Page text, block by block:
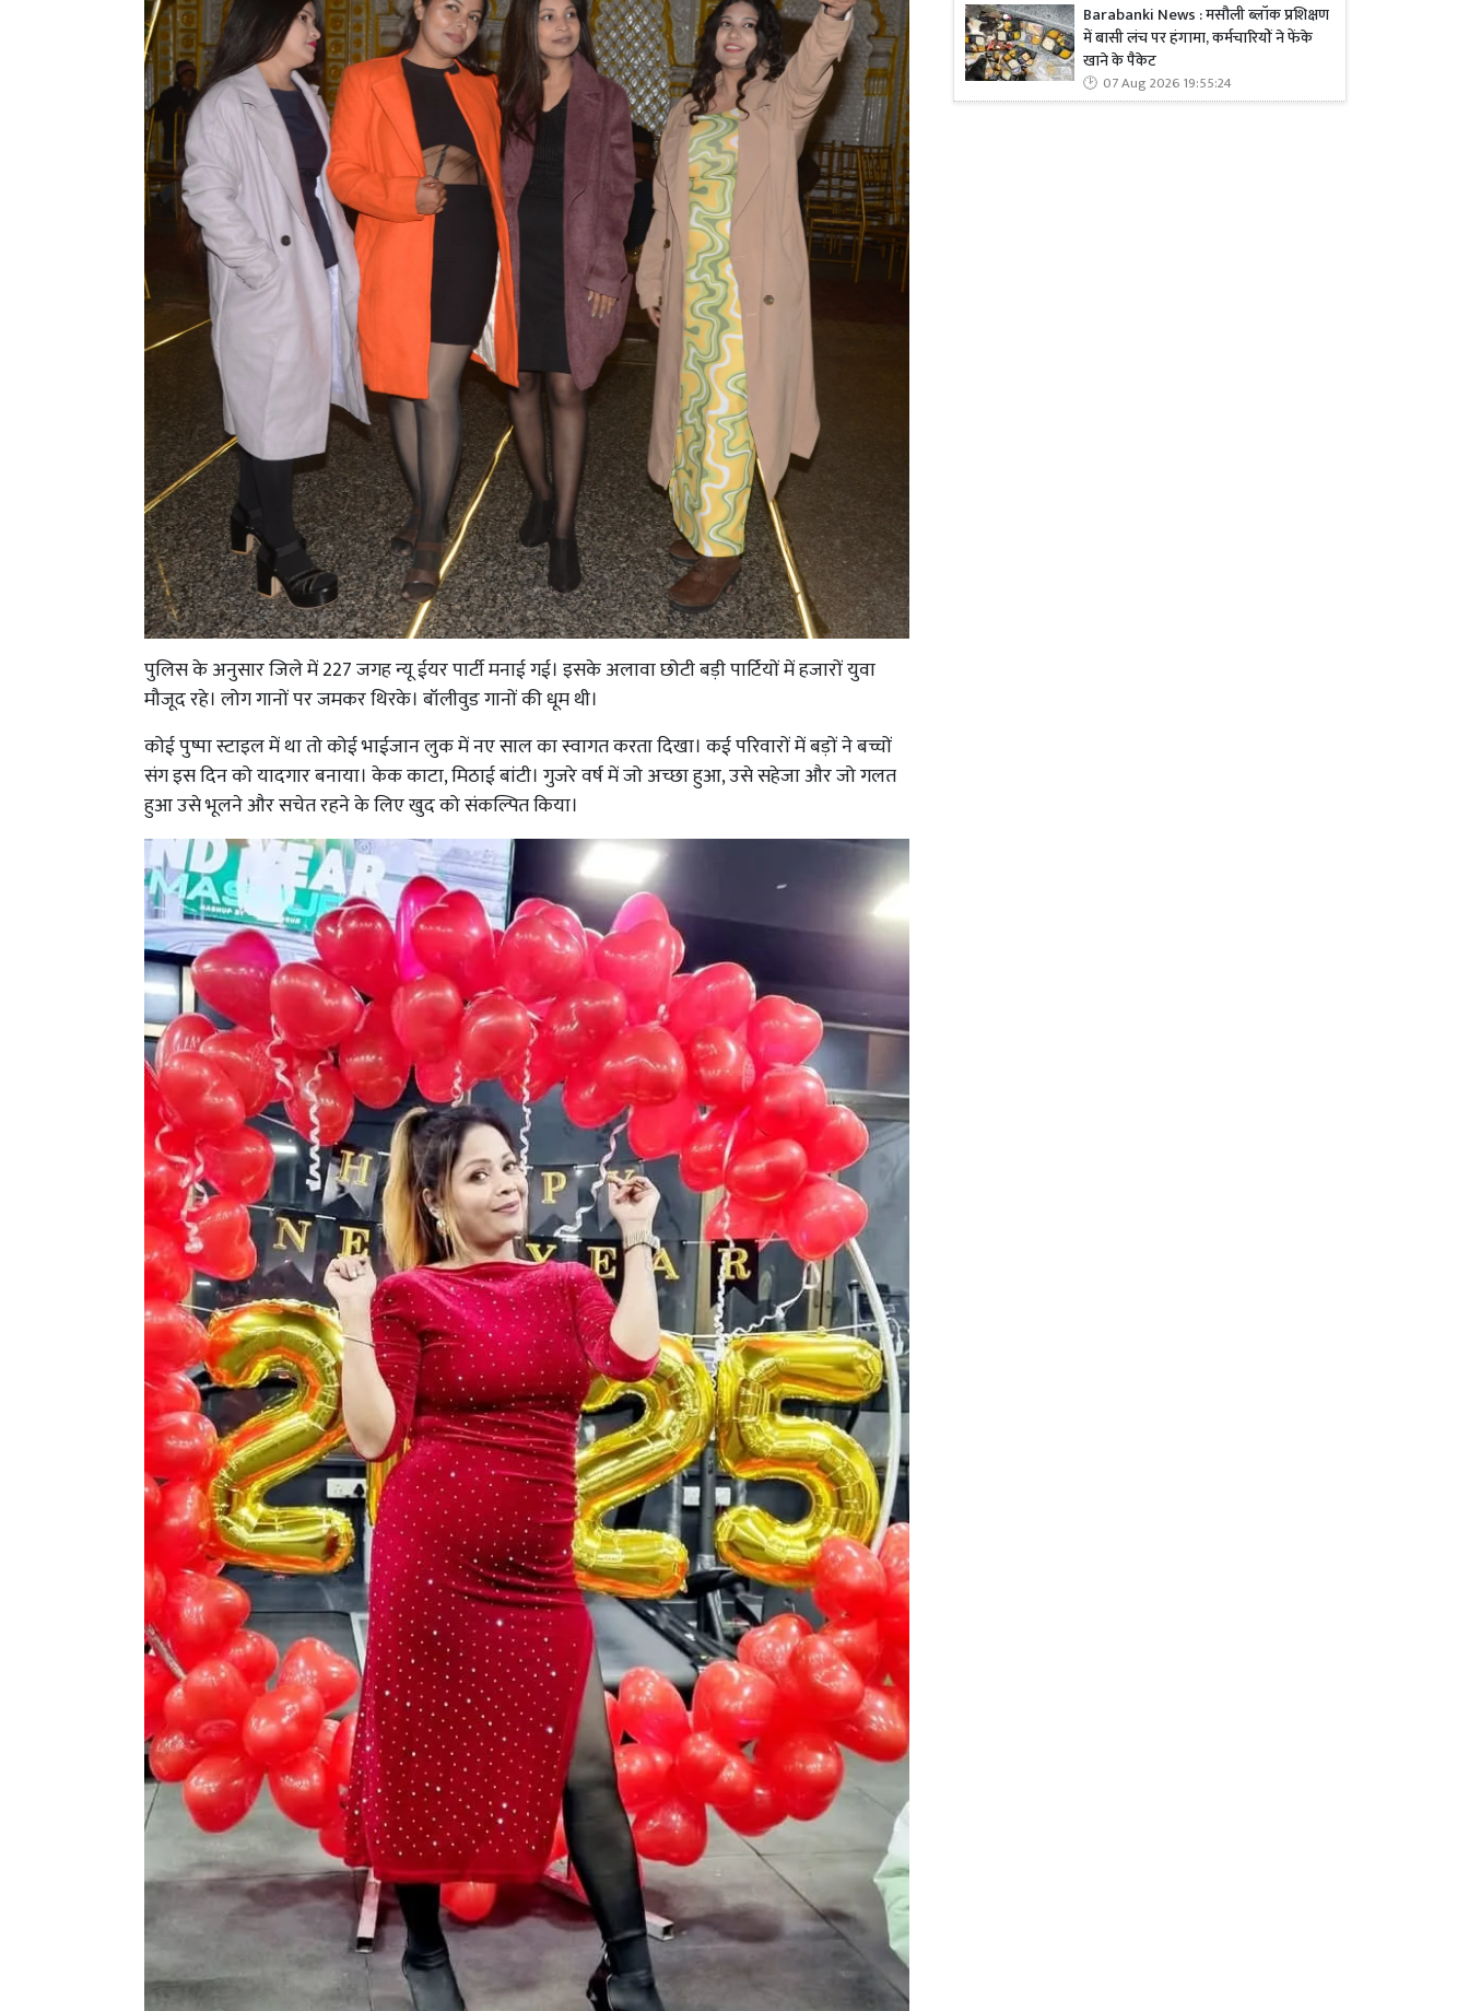
पुलिस के अनुसार जिले में 227 जगह न्यू ईयर पार्टी मनाई गई। इसके अलावा छोटी बड़ी पार्टियों में हजारों युवा
मौजूद रहे। लोग गानों पर जमकर थिरके। बॉलीवुड गानों की धूम थी।
कोई पुष्पा स्टाइल में था तो कोई भाईजान लुक में नए साल का स्वागत करता दिखा। कई परिवारों में बड़ों ने बच्चों
संग इस दिन को यादगार बनाया। केक काटा, मिठाई बांटी। गुजरे वर्ष में जो अच्छा हुआ, उसे सहेजा और जो गलत
हुआ उसे भूलने और सचेत रहने के लिए खुद को संकल्पित किया।
Barabanki News : मसौली ब्लॉक प्रशिक्षण
में बासी लंच पर हंगामा, कर्मचारियों ने फेंके
खाने के पैकेट
07 Aug 2026 19:55:24